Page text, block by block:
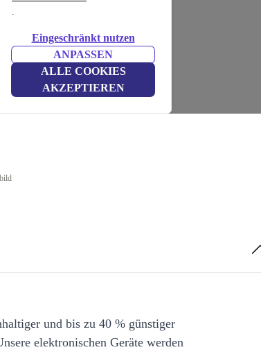
.
Eingeschränkt nutzen
ANPASSEN
ALLE COOKIES
AKZEPTIEREN
und bis zu 40 % günstiger
elektronischen Geräte werden